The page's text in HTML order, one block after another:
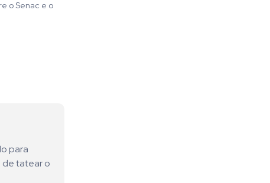
o Senac e o
para
de tatear o